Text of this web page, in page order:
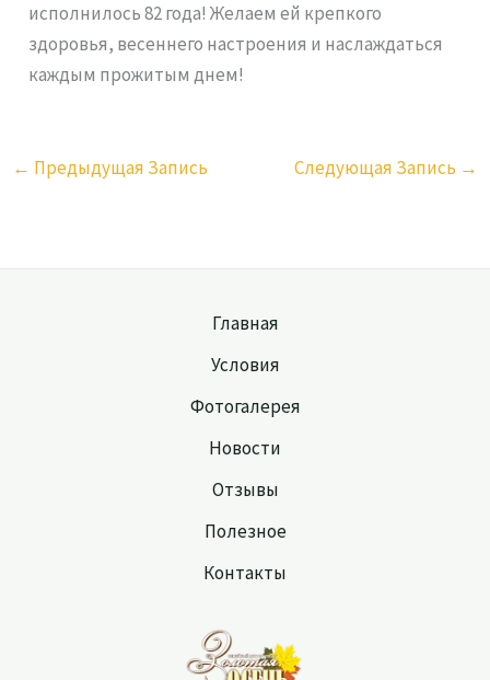
исполнилось 82 года! Желаем ей крепкого
здоровья, весеннего настроения и наслаждаться
каждым прожитым днем!
← Предыдущая Запись Следующая Запись →
Главная
Условия
Фотогалерея
Новости
Отзывы
Полезное
Контакты